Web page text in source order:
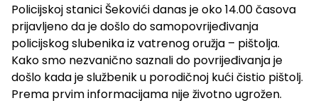
Policijskoj stanici Šekovići danas je oko 14.00 časova
prijavljeno da je došlo do samopovrijeđivanja
policijskog slubenika iz vatrenog oružja – pištolja.
Kako smo nezvanično saznali do povrijeđivanja je
došlo kada je službenik u porodičnoj kući čistio pištolj.
Prema prvim informacijama nije životno ugrožen.